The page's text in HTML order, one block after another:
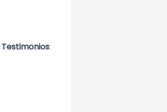
Testimonios: